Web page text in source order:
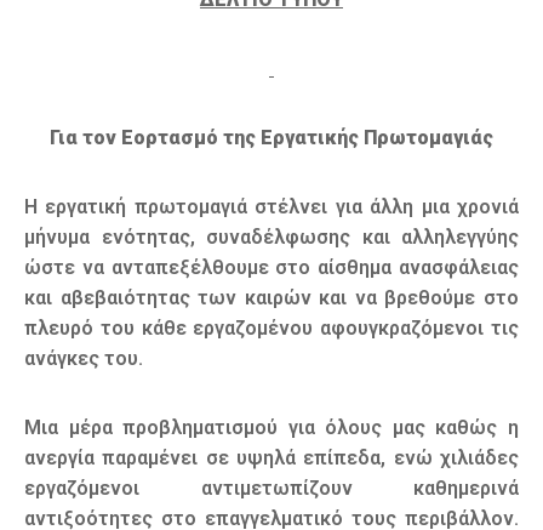
Για τον Εορτασμό της Εργατικής Πρωτομαγιάς
Η εργατική πρωτομαγιά στέλνει για άλλη μια χρονιά
μήνυμα ενότητας, συναδέλφωσης και αλληλεγγύης
ώστε να ανταπεξέλθουμε στο αίσθημα ανασφάλειας
και αβεβαιότητας των καιρών και να βρεθούμε στο
πλευρό του κάθε εργαζομένου αφουγκραζόμενοι τις
ανάγκες του.
Μια μέρα προβληματισμού για όλους μας καθώς η
ανεργία παραμένει σε υψηλά επίπεδα, ενώ χιλιάδες
εργαζόμενοι αντιμετωπίζουν καθημερινά
αντιξοότητες στο επαγγελματικό τους περιβάλλον.